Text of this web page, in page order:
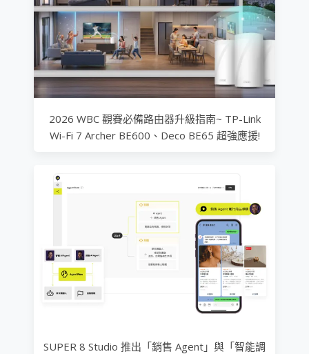
2026 WBC 觀賽必備路由器升級指南~ TP-Link
Wi-Fi 7 Archer BE600、Deco BE65 超強應援!
SUPER 8 Studio 推出「銷售 Agent」與「智能調